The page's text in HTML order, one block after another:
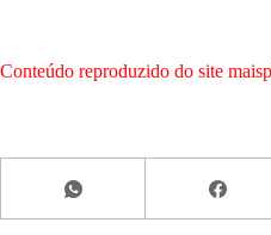
Conteúdo reproduzido do site